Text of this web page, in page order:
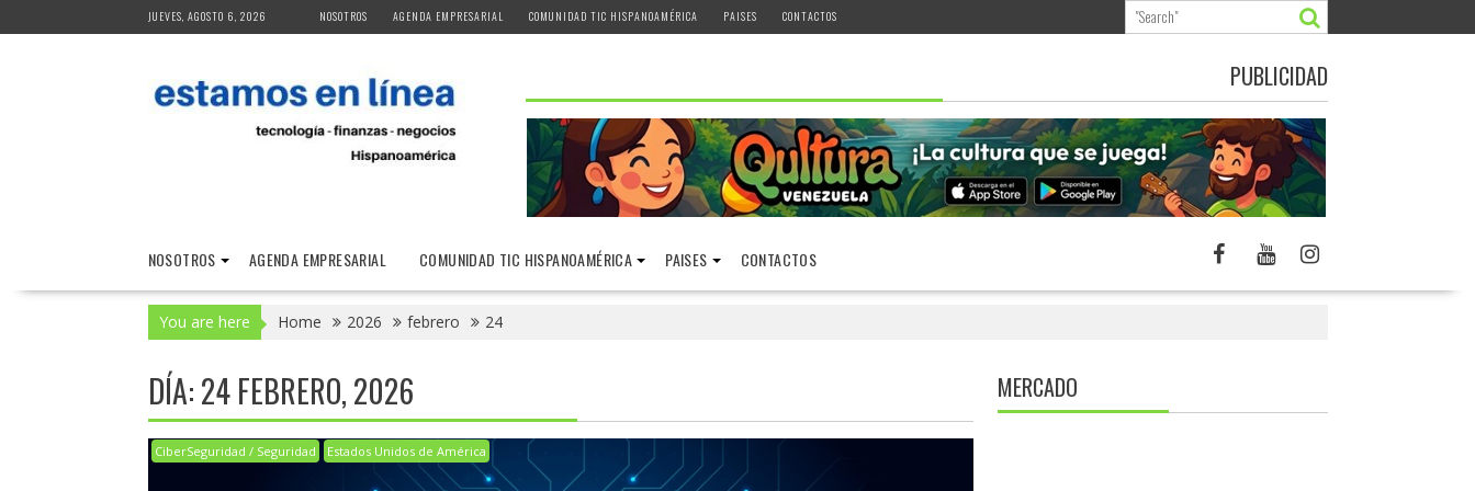
to
JUEVES, AGOSTO 6, 2026 NOSOTROS AGENDA EMPRESARIAL COMUNIDAD TIC HISPANOAMÉRICA PAISES CONTACTOS
PUBLICIDAD
NOSOTROS AGENDA EMPRESARIAL COMUNIDAD TIC HISPANOAMÉRICA PAISES CONTACTOS
You are here Home 2026 febrero 24
DÍA:24 FEBRERO, 2026
CiberSeguridad / Seguridad Estados Unidos de América
MERCADO